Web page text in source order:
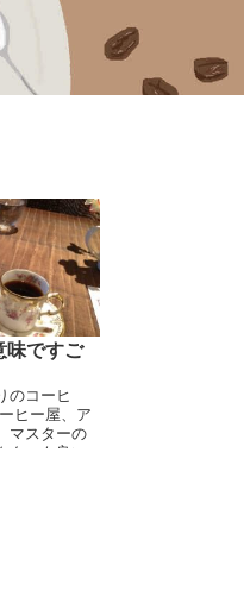
ですご
のコーヒ
ヒー屋、ア
マスターの
ターも良い